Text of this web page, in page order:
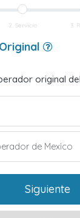
2. Servicio 3.
original
Siguiente